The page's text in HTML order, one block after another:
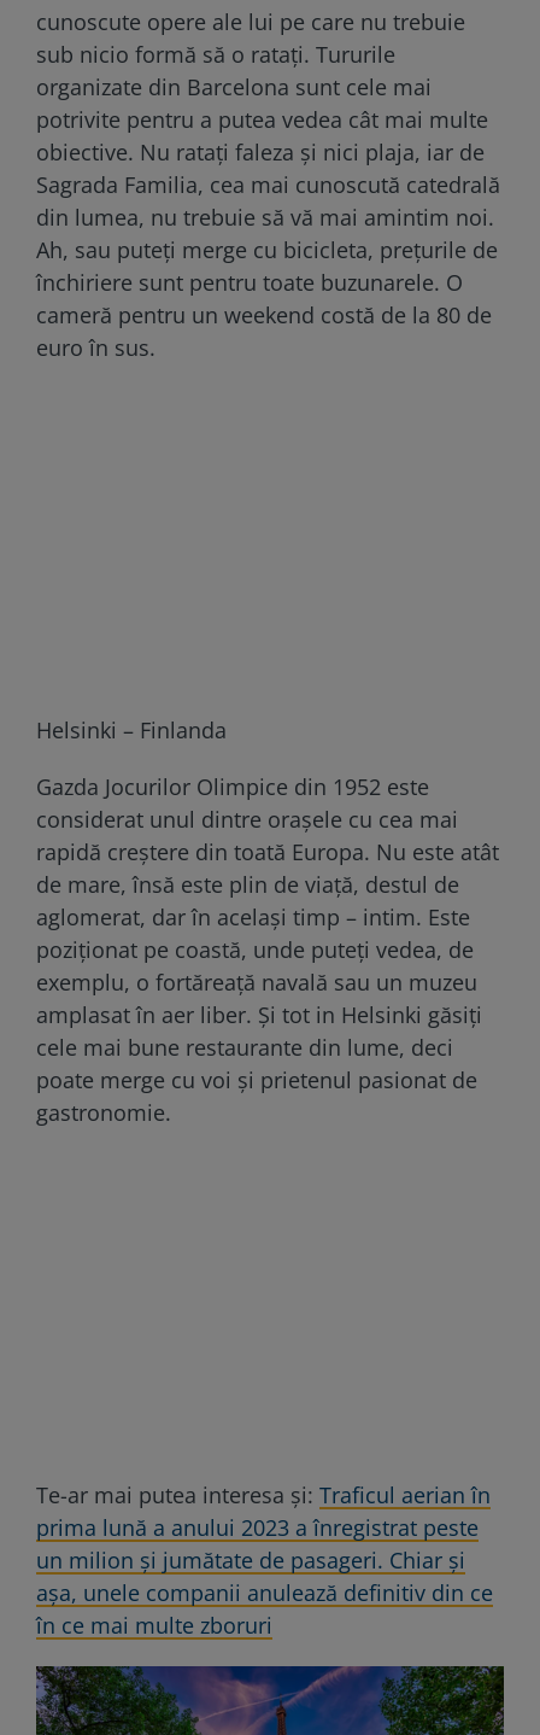
cunoscute opere ale lui pe care nu trebuie
sub nicio formă să o ratați. Tururile
organizate din Barcelona sunt cele mai
potrivite pentru a putea vedea cât mai multe
obiective. Nu ratați faleza și nici plaja, iar de
Sagrada Familia, cea mai cunoscută catedrală
din lumea, nu trebuie să vă mai amintim noi.
Ah, sau puteți merge cu bicicleta, prețurile de
închiriere sunt pentru toate buzunarele. O
cameră pentru un weekend costă de la 80 de
euro în sus.
Helsinki – Finlanda
Gazda Jocurilor Olimpice din 1952 este
considerat unul dintre orașele cu cea mai
rapidă creștere din toată Europa. Nu este atât
de mare, însă este plin de viață, destul de
aglomerat, dar în același timp – intim. Este
poziționat pe coastă, unde puteți vedea, de
exemplu, o fortăreață navală sau un muzeu
amplasat în aer liber. Și tot in Helsinki găsiți
cele mai bune restaurante din lume, deci
poate merge cu voi și prietenul pasionat de
gastronomie.
Te-ar mai putea interesa și: Traficul aerian în
prima lună a anului 2023 a înregistrat peste
un milion și jumătate de pasageri. Chiar și
așa, unele companii anulează definitiv din ce
în ce mai multe zboruri